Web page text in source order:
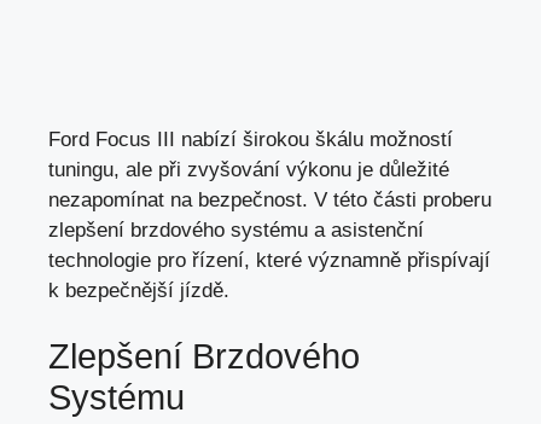
Ford Focus III nabízí širokou škálu možností
tuningu, ale při zvyšování výkonu je důležité
nezapomínat na bezpečnost. V této části proberu
zlepšení brzdového systému a asistenční
technologie pro řízení, které významně přispívají
k bezpečnější jízdě.
Zlepšení Brzdového
Systému